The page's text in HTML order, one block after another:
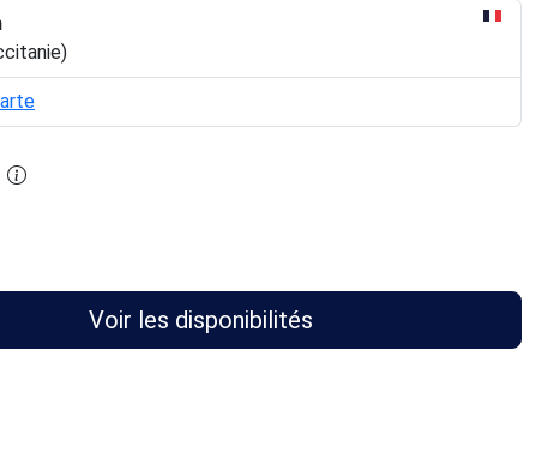
Voir les disponibilités